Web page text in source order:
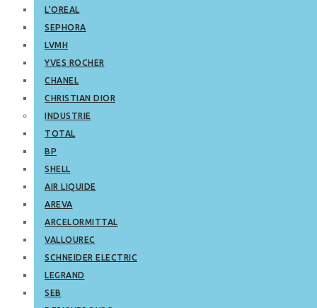
L’OREAL
SEPHORA
LVMH
YVES ROCHER
CHANEL
CHRISTIAN DIOR
INDUSTRIE
TOTAL
BP
SHELL
AIR LIQUIDE
AREVA
ARCELORMITTAL
VALLOUREC
SCHNEIDER ELECTRIC
LEGRAND
SEB